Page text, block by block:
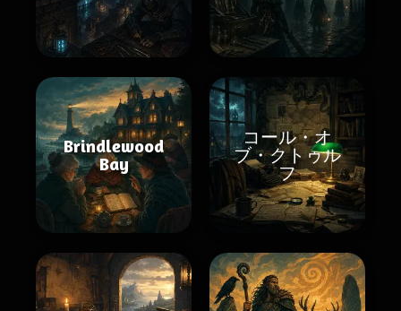
Brindlewood
Bay
コール・オ
ブ・クトゥル
フ